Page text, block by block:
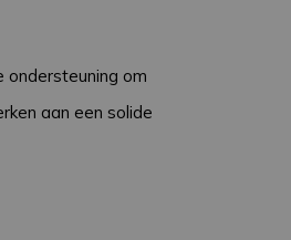
ondersteuning om
aan een solide